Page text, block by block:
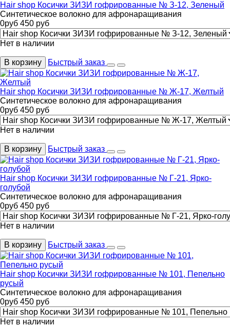
Hair shop Косички ЗИЗИ гофрированные № З-12, Зеленый
Синтетическое волокно для афронаращивания
0руб 450 руб
Нет в наличии
В корзину Быстрый заказ
Hair shop Косички ЗИЗИ гофрированные № Ж-17, Желтый
Синтетическое волокно для афронаращивания
0руб 450 руб
Нет в наличии
В корзину Быстрый заказ
Hair shop Косички ЗИЗИ гофрированные № Г-21, Ярко-
голубой
Синтетическое волокно для афронаращивания
0руб 450 руб
Нет в наличии
В корзину Быстрый заказ
Hair shop Косички ЗИЗИ гофрированные № 101, Пепельно
русый
Синтетическое волокно для афронаращивания
0руб 450 руб
Нет в наличии